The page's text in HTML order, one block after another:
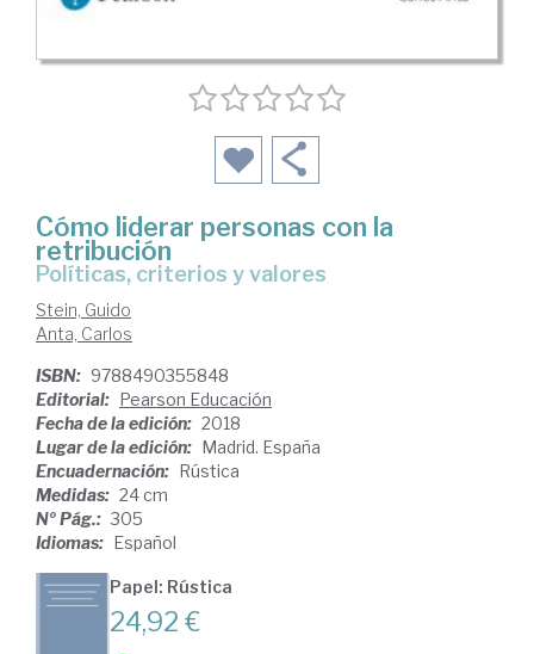
Cómo liderar personas con la
retribución
políticas, criterios y valores
Stein, Guido
Anta, Carlos
ISBN: 9788490355848
Editorial:
Pearson Educación
Fecha de la edición: 2018
Lugar de la edición:
Madrid. España
Encuadernación:
Rústica
Medidas: 24 cm
Nº Pág.: 305
Idiomas:
Español
Papel: Rústica
24,92 €